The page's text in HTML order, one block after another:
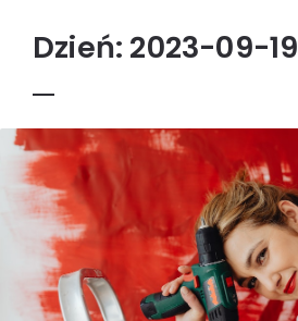
Dzień: 2023-09-19